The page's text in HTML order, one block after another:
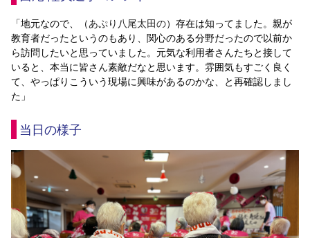
「地元なので、（あぷり八尾太田の）存在は知ってました。親が
教育者だったというのもあり、関心のある分野だったので以前か
ら訪問したいと思っていました。元気な利用者さんたちと接して
いると、本当に皆さん素敵だなと思います。雰囲気もすごく良く
て、やっぱりこういう現場に興味があるのかな、と再確認しまし
た」
当日の様子